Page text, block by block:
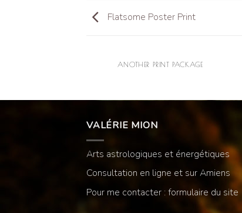
Flatsome Poster Print
ANOTHER PRINT PACKAGE
VALÉRIE MION
Arts astrologiques et énergétiques
Consultation en ligne et sur Amiens
Pour me contacter : formulaire du site